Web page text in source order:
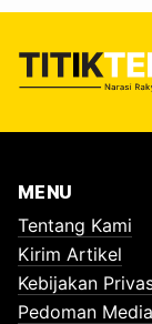
MENU
Tentang Kami
Kirim Artikel
Kebijakan
Pedoman